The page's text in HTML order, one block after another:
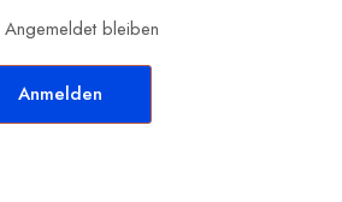
Angemeldet bleiben
Anmelden